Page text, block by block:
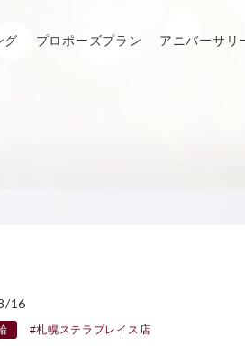
グ プロポーズプラン アニバーサリ
16
#札幌ステラプレイス店